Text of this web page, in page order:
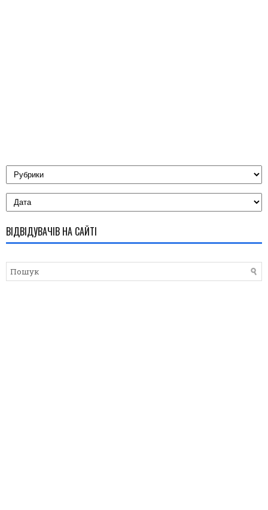
ВІДВІДУВАЧІВ НА САЙТІ